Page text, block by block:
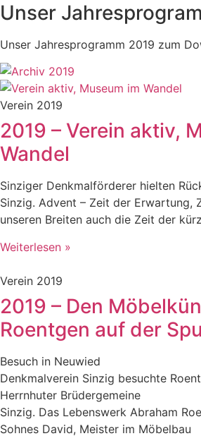
Unser
Unser Jahresprogramm 2019 zum
Verein 2019
2019 – Verein aktiv,
Wandel
Sinziger Denkmalförderer hielten
Sinzig. Advent – Zeit der Erwartung,
unseren Breiten auch die Zeit der
Weiterlesen »
Verein 2019
2019 – Den
Roentgen auf der
Besuch in Neuwied
Denkmalverein Sinzig besuchte
Herrnhuter Brüdergemeine
Sinzig. Das Lebenswerk Abraham
Sohnes David, Meister im Möbelbau